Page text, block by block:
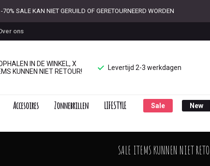
SALE KAN NIET GERUILD OF GERETOURNEERD WORDEN
ons
IN DE WINKEL, X
KUNNEN NIET RETOUR!
Levertijd 2-3 werkdagen
Accesoires Zonnebrillen LIFESTYLE Sale New
SALE ITEMS KUNNEN NIET